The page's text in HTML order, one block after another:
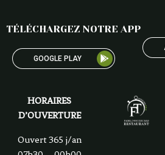
TÉLÉCHARGEZ NOTRE APP
GOOGLE PLAY
HORAIRES
D’OUVERTURE
Ouvert 365 j/an